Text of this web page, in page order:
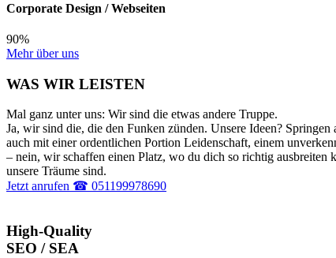
Corporate Design / Webseiten
90%
Mehr über uns
WAS WIR LEISTEN
Mal ganz unter uns: Wir sind die etwas andere Truppe.
Ja, wir sind die, die den Funken zünden. Unsere Ideen?
auch mit einer ordentlichen Portion Leidenschaft, einem
– nein, wir schaffen einen Platz, wo du dich so richtig ausbreiten
unsere Träume sind.
Jetzt anrufen ☎ 051199978690
High-Quality
SEO / SEA